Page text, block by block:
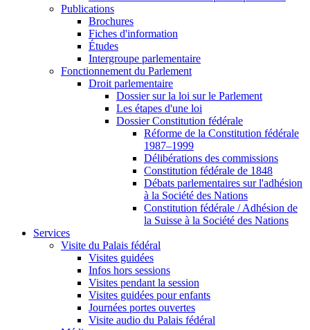
Publications
Brochures
Fiches d'information
Études
Intergroupe parlementaire
Fonctionnement du Parlement
Droit parlementaire
Dossier sur la loi sur le Parlement
Les étapes d'une loi
Dossier Constitution fédérale
Réforme de la Constitution fédérale
1987–1999
Délibérations des commissions
Constitution fédérale de 1848
Débats parlementaires sur l'adhésion
à la Société des Nations
Constitution fédérale / Adhésion de
la Suisse à la Société des Nations
Services
Visite du Palais fédéral
Visites guidées
Infos hors sessions
Visites pendant la session
Visites guidées pour enfants
Journées portes ouvertes
Visite audio du Palais fédéral